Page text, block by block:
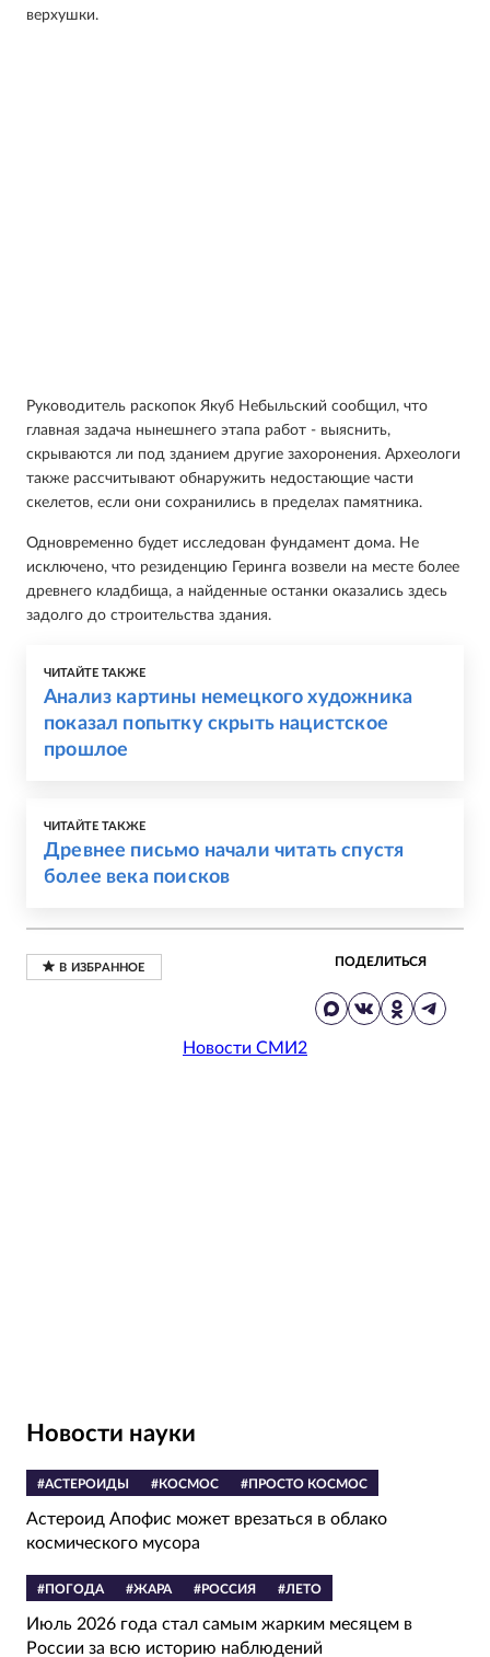
верхушки.
Руководитель раскопок Якуб Небыльский сообщил, что
главная задача нынешнего этапа работ - выяснить,
скрываются ли под зданием другие захоронения. Археологи
также рассчитывают обнаружить недостающие части
скелетов, если они сохранились в пределах памятника.
Одновременно будет исследован фундамент дома. Не
исключено, что резиденцию Геринга возвели на месте более
древнего кладбища, а найденные останки оказались здесь
задолго до строительства здания.
ЧИТАЙТЕ ТАКЖЕ
Анализ картины немецкого художника
показал попытку скрыть нацистское
прошлое
ЧИТАЙТЕ ТАКЖЕ
Древнее письмо начали читать спустя
более века поисков
ПОДЕЛИТЬСЯ
Новости СМИ2
Новости науки
#АСТЕРОИДЫ #КОСМОС #ПРОСТО КОСМОС
Астероид Апофис может врезаться в облако
космического мусора
#ПОГОДА #ЖАРА #РОССИЯ #ЛЕТО
Июль 2026 года стал самым жарким месяцем в
России за всю историю наблюдений